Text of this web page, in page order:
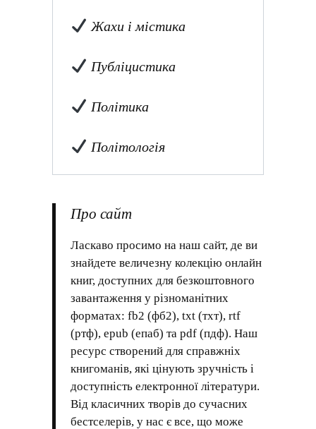
Жахи і містика
Публіцистика
Політика
Політологія
Про сайт
Ласкаво просимо на наш сайт, де ви
знайдете величезну колекцію онлайн
книг, доступних для безкоштовного
завантаження у різноманітних
форматах: fb2 (фб2), txt (тхт), rtf
(ртф), epub (епаб) та pdf (пдф). Наш
ресурс створений для справжніх
книгоманів, які цінують зручність і
доступність електронної літератури.
Від класичних творів до сучасних
бестселерів, у нас є все, що може